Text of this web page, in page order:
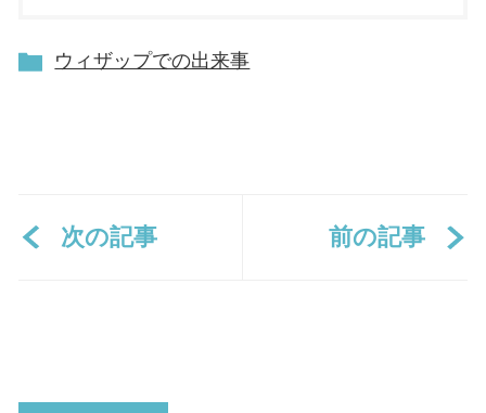
ウィザップでの出来事
次の記事 前の記事